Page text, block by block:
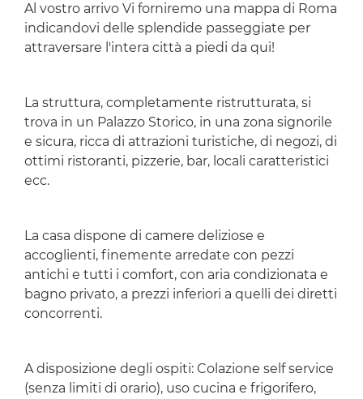
Al vostro arrivo Vi forniremo una mappa di Roma
indicandovi delle splendide passeggiate per
attraversare l'intera città a piedi da qui!
La struttura, completamente ristrutturata, si
trova in un Palazzo Storico, in una zona signorile
e sicura, ricca di attrazioni turistiche, di negozi, di
ottimi ristoranti, pizzerie, bar, locali caratteristici
ecc.
La casa dispone di camere deliziose e
accoglienti, finemente arredate con pezzi
antichi e tutti i comfort, con aria condizionata e
bagno privato, a prezzi inferiori a quelli dei diretti
concorrenti.
A disposizione degli ospiti: Colazione self service
(senza limiti di orario), uso cucina e frigorifero,